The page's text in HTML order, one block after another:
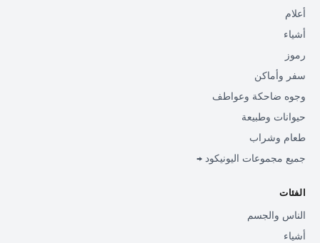
أعلام
أشياء
رموز
سفر وأماكن
وجوه ضاحكة وعواطف
حيوانات وطبيعة
طعام وشراب
جميع مجموعات اليونيكود →
الفئات
الناس والجسم
أشياء